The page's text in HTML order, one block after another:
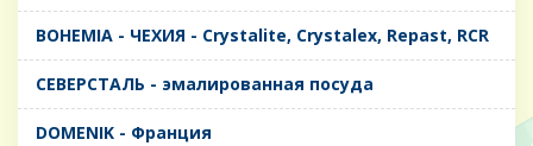
BOHEMIA - ЧЕХИЯ - Crystalite, Crystalex, Repast, RCR
CЕВЕРСТАЛЬ - эмалированная посуда
DOMENIK - Франция